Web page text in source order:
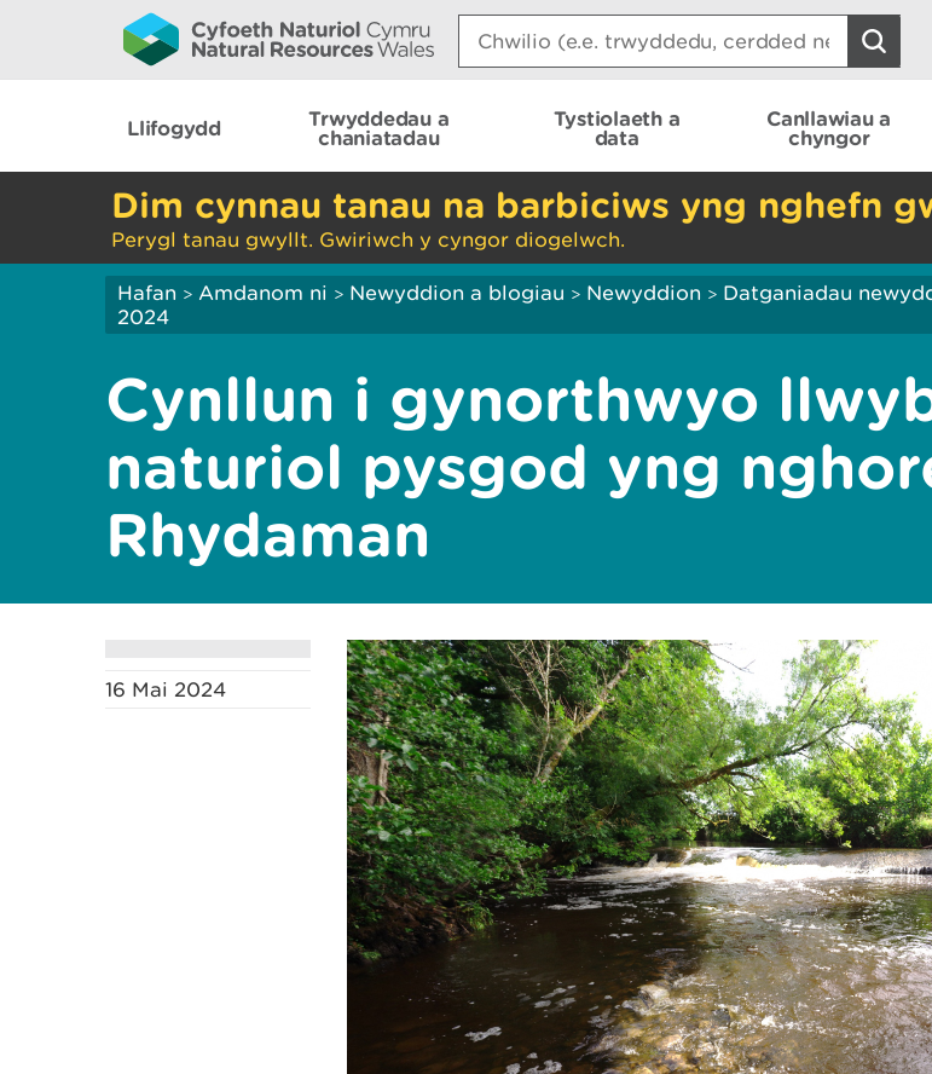
Search:
Llifogydd
Trwyddedau a
chaniatadau
Tystiolaeth a
data
Canllawiau a
chyngor
Dim cynnau tanau na barbiciws yng nghefn
Perygl tanau gwyllt. Gwiriwch y cyngor diogelwch.
Hafan > Amdanom ni > Newyddion a blogiau > Newyddion > Datganiadau
2024
Cynllun i gynorthwyo
naturiol pysgod yng
Rhydaman
16 Mai 2024